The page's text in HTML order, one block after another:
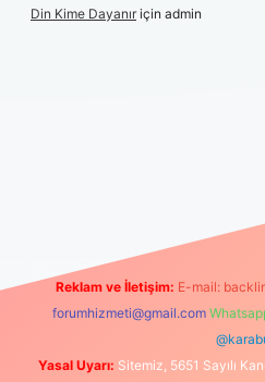
Din Kime Dayanıriçin admin
Reklam ve İletişim: E-mail:
forumhizmeti@gmail.com
Yasal Uyarı: Sitemiz, 5651 Sayılı